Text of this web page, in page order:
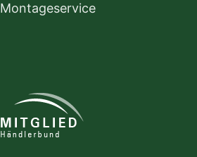
Montageservice